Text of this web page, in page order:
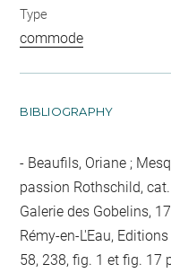
Type
commode
BIBLIOGRAPHY
Beaufils, Oriane ;
passion Rothschild,
Galerie des Gobelins,
Rémy-en-L'Eau,
58, 238, fig. 1 et fig. 17